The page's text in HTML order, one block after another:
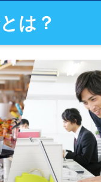
は？